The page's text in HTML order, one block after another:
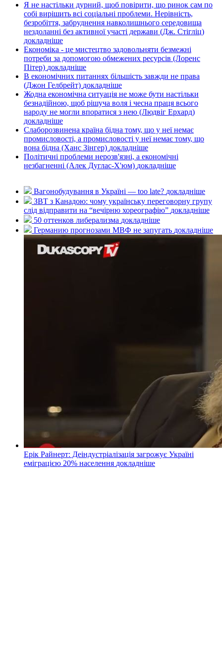
Я не настільки дурний, щоб повірити, що ринок сам по
собі вирішить всі соціальні проблеми. Нерівність,
безробіття, забруднення навколишнього середовища
нездоланні без активної участі держави (Дж. Стігліц)
докладнiше
Економіка - це мистецтво задовольняти безмежні
потреби за допомогою обмежених ресурсів (Лоренс
Пітер) докладнiше
В економічних питаннях більшість завжди не права
(Джон Гелбрейт) докладнiше
Жодна економічна ситуація не може бути настільки
безнадійною, щоб рішуча воля і чесна праця всього
народу не могли впоратися з нею (Людвіг Ерхард)
докладнiше
Слаборозвинена країна бідна тому, що у неї немає
промисловості, а промисловості у неї немає тому, що
вона бідна (Ханс Зінгер) докладнiше
Політичні проблеми нерозв'язні, а економічні
незбагненні (Алек Дуглас-Х'юм) докладнiше
Вагонобудування в Україні — too late? докладнiше
ЗВТ з Канадою: чому українську переговорну групу
слід відправити на “вечірню хореографію” докладнiше
50 оттенков либерализма докладнiше
Германию прогнозами МВФ не запугать докладнiше
Ерік Райнерт: Деіндустріалізація загрожує Україні
еміграцією 20% населення докладнiше